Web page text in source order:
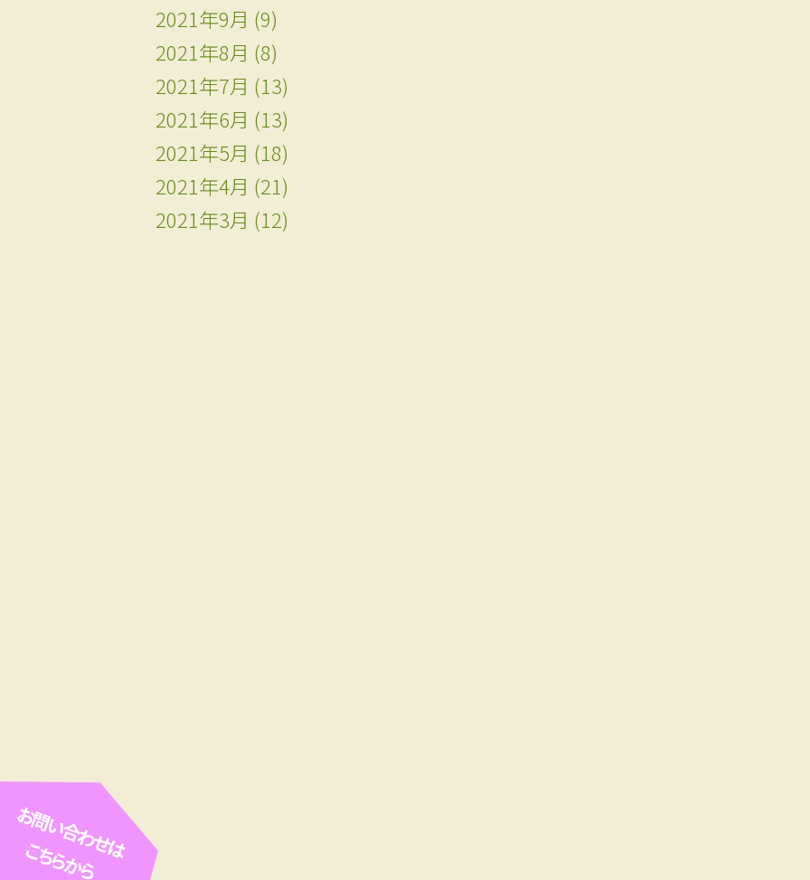
2021年9月 (9)
2021年8月 (8)
2021年7月 (13)
2021年6月 (13)
2021年5月 (18)
2021年4月 (21)
2021年3月 (12)
お問い合わせは
こちらから